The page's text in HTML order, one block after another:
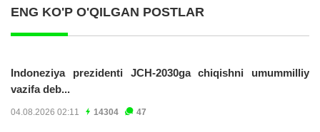
ENG KO'P O'QILGAN POSTLAR
Indoneziya prezidenti JCH-2030ga chiqishni umummilliy
vazifa deb...
04.08.2026 02:11 14304 47